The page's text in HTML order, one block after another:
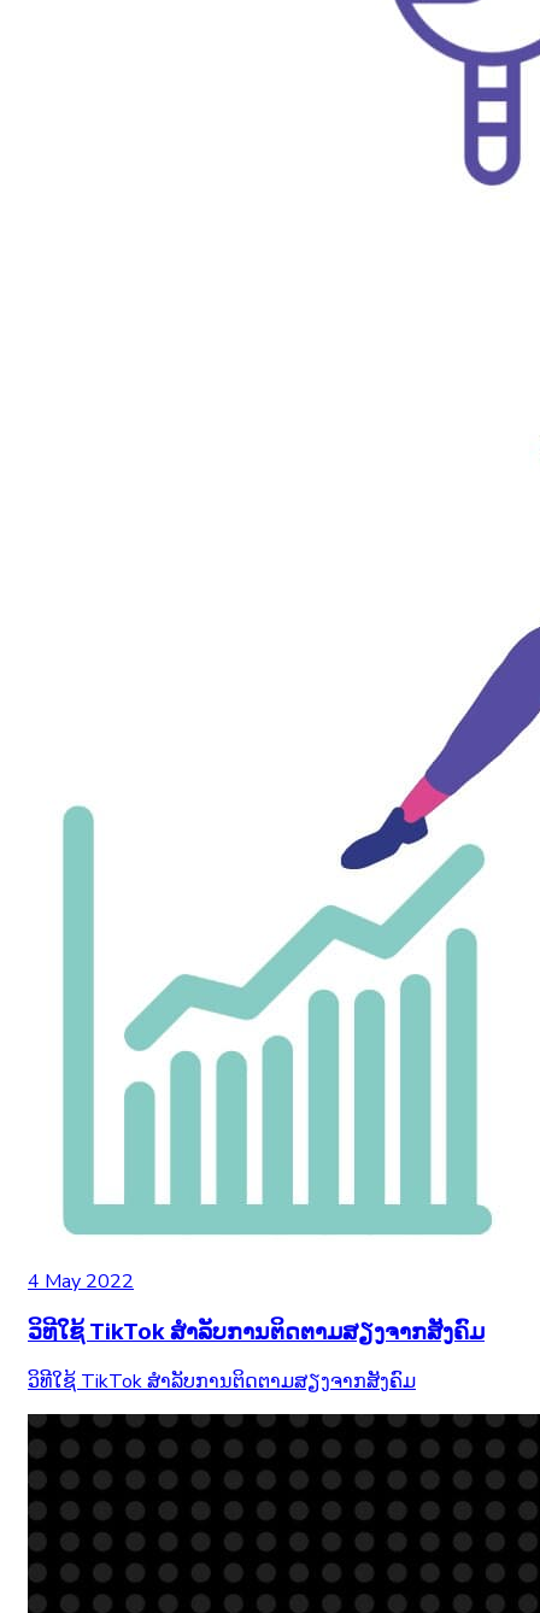
4 May 2022
ວິທີໃຊ້ TikTok ສຳລັບການຕິດຕາມສຽງຈາກສັງຄົມ
ວິທີໃຊ້ TikTok ສຳລັບການຕິດຕາມສຽງຈາກສັງຄົມ